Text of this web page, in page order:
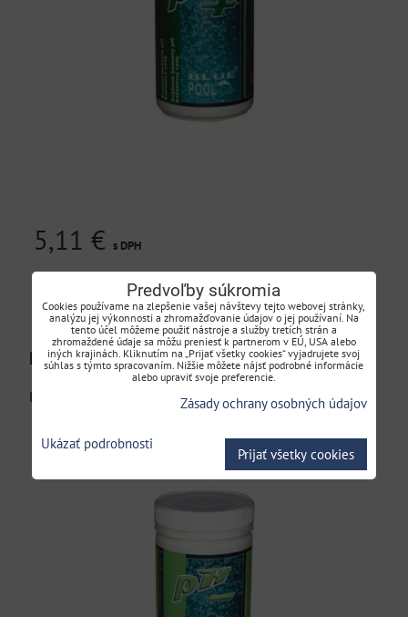
5,11 € s DPH
DO KOŠÍKA
BluePool pH mínus 1,5kg
BluePool pH mínus 1,5kg
Predvoľby súkromia
Cookies používame na zlepšenie vašej návštevy tejto webovej stránky,
analýzu jej výkonnosti a zhromažďovanie údajov o jej používaní. Na
tento účel môžeme použiť nástroje a služby tretích strán a
zhromaždené údaje sa môžu preniesť k partnerom v EÚ, USA alebo
iných krajinách. Kliknutím na „Prijať všetky cookies“ vyjadrujete svoj
súhlas s týmto spracovaním. Nižšie môžete nájsť podrobné informácie
alebo upraviť svoje preferencie.
Zásady ochrany osobných údajov
Ukázať podrobnosti
Prijať všetky cookies